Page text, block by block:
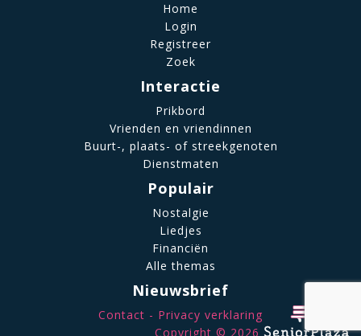
Home
Login
Registreer
Zoek
Interactie
Prikbord
Vrienden en vriendinnen
Buurt-, plaats- of streekgenoten
Dienstmaten
Populair
Nostalgie
Liedjes
Financiën
Alle themas
Nieuwsbrief
Contact
Privacy verklaring
Copyright © 2026